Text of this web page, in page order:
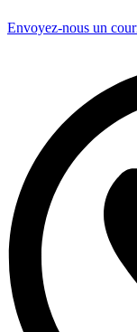
Envoyez-nous un